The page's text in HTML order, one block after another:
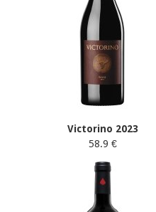
Victorino 2023
58.9 €